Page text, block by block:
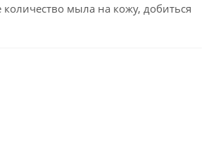
мыла на кожу, добиться